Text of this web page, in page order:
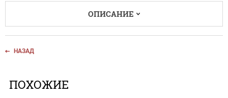
ОПИСАНИЕ
НАЗАД
ПОХОЖИЕ